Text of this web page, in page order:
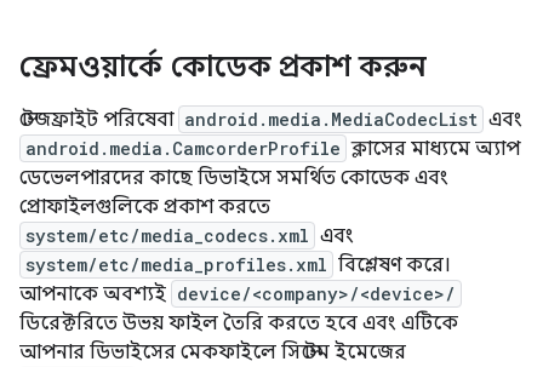
ফ্রেমওয়ার্কে কোডেক প্রকাশ করুন
স্টেজফ্রাইট পরিষেবা android.media.MediaCodecList এবং
android.media.CamcorderProfile ক্লাসের মাধ্যমে অ্যাপ
ডেভেলপারদের কাছে ডিভাইসে সমর্থিত কোডেক এবং
প্রোফাইলগুলিকে প্রকাশ করতে
system/etc/media_codecs.xml এবং
system/etc/media_profiles.xml বিশ্লেষণ করে।
আপনাকে অবশ্যই device/<company>/<device>/
ডিরেক্টরিতে উভয় ফাইল তৈরি করতে হবে এবং এটিকে
আপনার ডিভাইসের মেকফাইলে সিস্টেম ইমেজের